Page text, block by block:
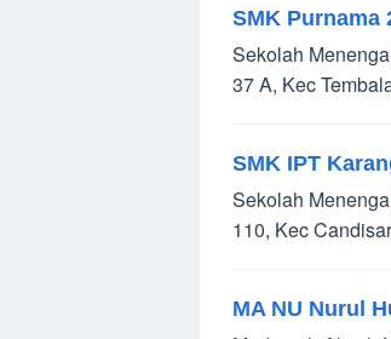
SMK Purnama
Sekolah
37 A, Kec
SMK IPT
Sekolah
110, Kec
MA NU Nurul